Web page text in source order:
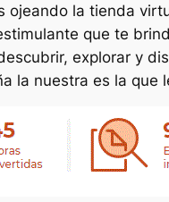
la tienda
que te
explorar y
la nuestra es la